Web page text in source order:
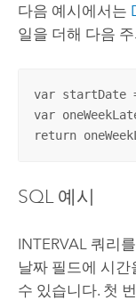
다음 예시에서는
일을 더해 다음
var startDate
var
return
SQL 예시
INTERVAL 쿼리
날짜 필드에 시
수 있습니다. 첫